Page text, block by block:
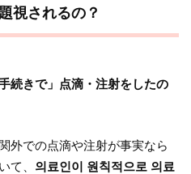
視されるの？
続きで」点滴・注射をしたの
外での点滴や注射が事実なら
て、 의료인이 원칙적으로 의료